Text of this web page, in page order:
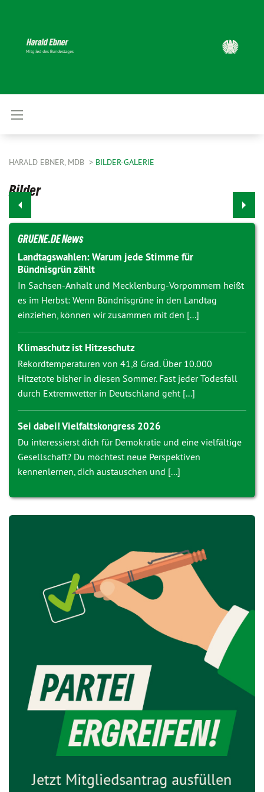
HARALD EBNER, MDB BILDER-GALERIE
Bilder
GRUENE.DE News
Landtagswahlen: Warum jede Stimme für
Bündnisgrün zählt
In Sachsen-Anhalt und Mecklenburg-Vorpommern heißt
es im Herbst: Wenn Bündnisgrüne in den Landtag
einziehen, können wir zusammen mit den [...]
Klimaschutz ist Hitzeschutz
Rekordtemperaturen von 41,8 Grad. Über 10.000
Hitzetote bisher in diesen Sommer. Fast jeder Todesfall
durch Extremwetter in Deutschland geht [...]
Sei dabei! Vielfaltskongress 2026
Du interessierst dich für Demokratie und eine vielfältige
Gesellschaft? Du möchtest neue Perspektiven
kennenlernen, dich austauschen und [...]